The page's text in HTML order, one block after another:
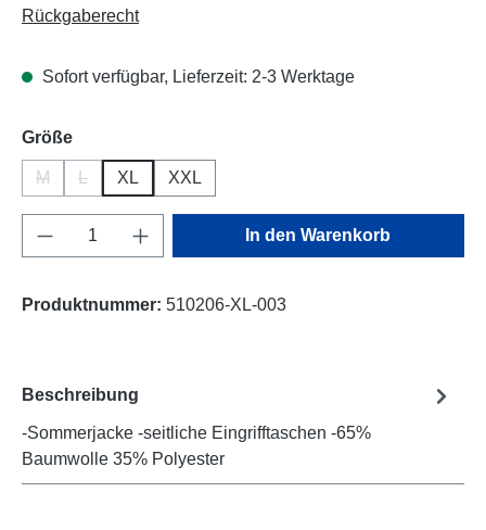
Rückgaberecht
Sofort verfügbar, Lieferzeit: 2-3 Werktage
Größeauswählen
M
(Diese Option ist zurzeit nicht verfügbar.)
L
(Diese Option ist zurzeit nicht verfügbar.)
XL XXL
Produkt Anzahl: Gib den gewünschten
In den Warenkorb
Produktnummer: 510206-XL-003
Beschreibung
-Sommerjacke -seitliche Eingrifftaschen -65%
Baumwolle 35% Polyester